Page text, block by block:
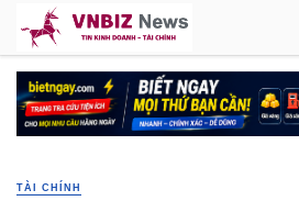
TÀI CHÍNH